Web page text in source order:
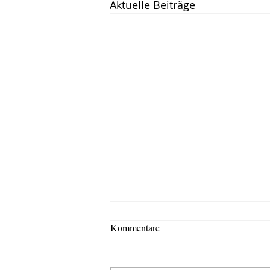
Aktuelle Beiträge
Kommentare